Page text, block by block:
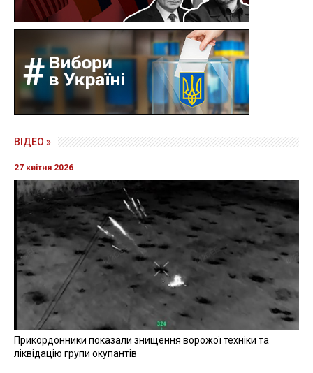
ВІДЕО »
27 квітня 2026
Прикордонники показали знищення ворожої техніки та
ліквідацію групи окупантів